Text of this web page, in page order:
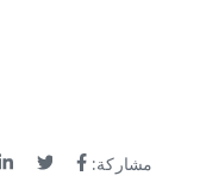
مشاركة: